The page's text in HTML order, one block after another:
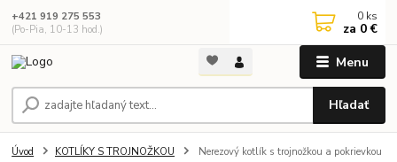
Menu
Hľadať
+421 919 275 553
(Po-Pia, 10-13 hod.)
0 ks
za 0 €
Úvod KOTLÍKY S TROJNOŽKOU Nerezový kotlík s trojnožkou a pokrievkou